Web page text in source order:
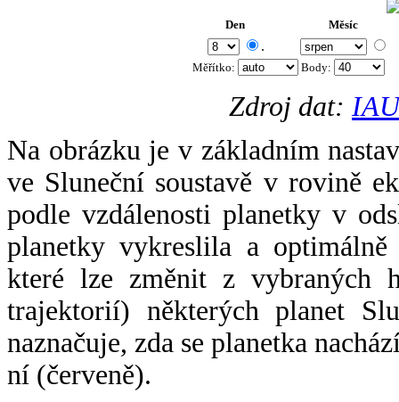
Den Měsíc
.
Měřítko: Body:
Zdroj dat:
Na obrázku je v základním
ve Sluneční soustavě v rovině
podle vzdálenosti planetky v
planetky vykreslila a
které lze změnit z vybraných
trajektorií) některých planet
naznačuje, zda se planetka
ní (červeně).